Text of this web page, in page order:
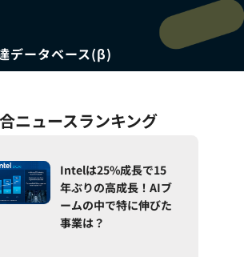
データベース(β)
ニュースランキング
Intelは25%成長で15
年ぶりの高成長！AIブ
ームの中で特に伸びた
事業は？